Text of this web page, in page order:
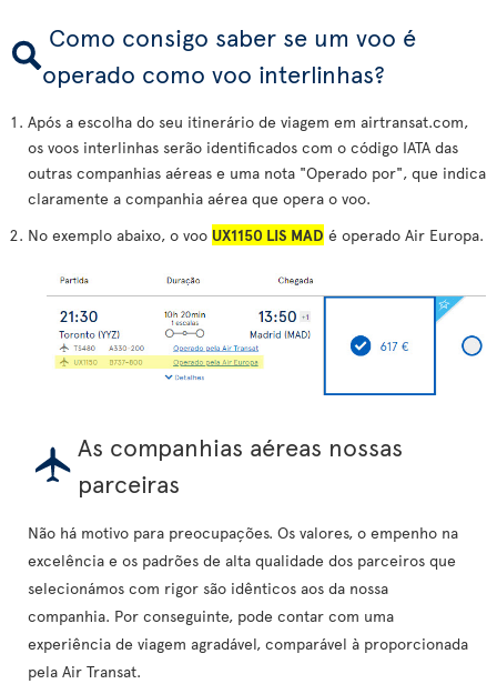
Como consigo saber se um voo é
operado como voo interlinhas?
Após a escolha do seu itinerário de viagem em airtransat.com,
os voos interlinhas serão identificados com o código IATA das
outras companhias aéreas e uma nota "Operado por", que indica
claramente a companhia aérea que opera o voo.
No exemplo abaixo, o voo UX1150 LIS MAD é operado Air Europa.
As companhias aéreas nossas
parceiras
Não há motivo para preocupações. Os valores, o empenho na
excelência e os padrões de alta qualidade dos parceiros que
selecionámos com rigor são idênticos aos da nossa
companhia. Por conseguinte, pode contar com uma
experiência de viagem agradável, comparável à proporcionada
pela Air Transat.